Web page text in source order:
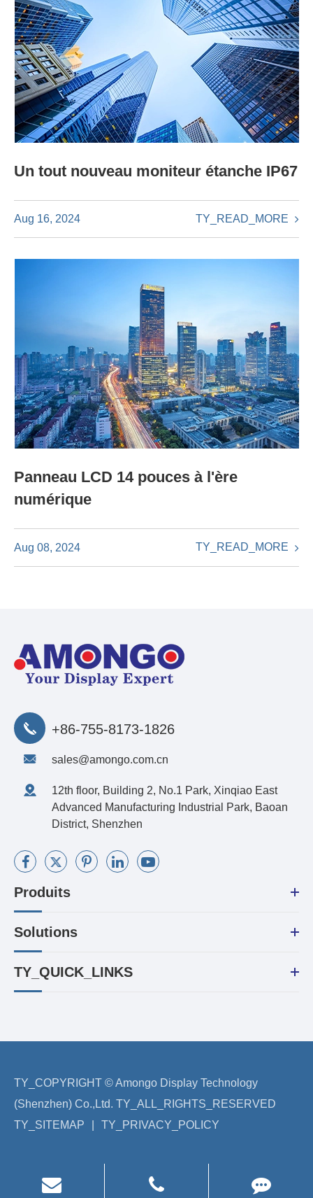
Un tout nouveau moniteur étanche IP67
Aug 16, 2024 TY_READ_MORE
Panneau LCD 14 pouces à l'ère
numérique
Aug 08, 2024 TY_READ_MORE
+86-755-8173-1826
sales@amongo.com.cn
12th floor, Building 2, No.1 Park, Xinqiao East
Advanced Manufacturing Industrial Park, Baoan
District, Shenzhen
Produits
Solutions
TY_QUICK_LINKS
TY_COPYRIGHT ©Amongo Display Technology
(Shenzhen) Co.,Ltd. TY_ALL_RIGHTS_RESERVED
TY_SITEMAP
TY_PRIVACY_POLICY